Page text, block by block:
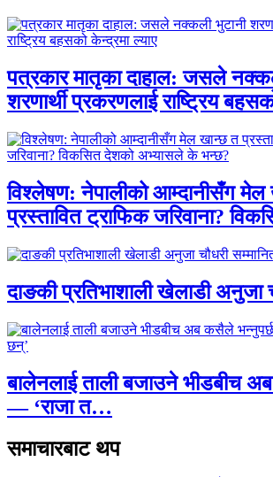
पत्रकार मातृका दाहाल: जसले
शरणार्थी प्रकरणलाई राष्ट्रिय
विश्लेषण: नेपालीको आम्दानीसँग मेल
प्रस्तावित ट्राफिक जरिवाना?
दाङकी प्रतिभाशाली खेलाडी अनुजा
बालेनलाई ताली बजाउने भीडबीच
— ‘राजा त…
समाचारबाट थप